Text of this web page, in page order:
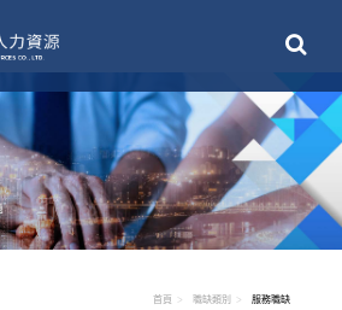
首頁 職缺類別 服務職缺